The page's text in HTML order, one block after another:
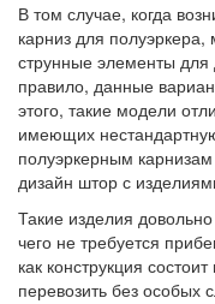
В том случае, когда
карниз для
струнные элементы для
правило, данные
этого, такие модели
имеющих
полуэркерным
дизайн штор с
Такие изделия довольно
чего не требуется
как конструкция
перевозить без особых